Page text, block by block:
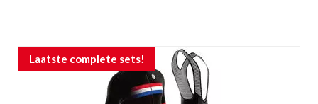
Laatste complete sets!